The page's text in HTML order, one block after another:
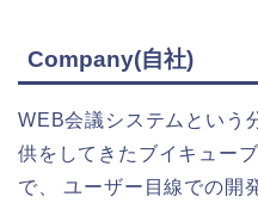
Company(自社)
WEB会議システムという
供をしてきたブイキュー
で、 ユーザー目線での開